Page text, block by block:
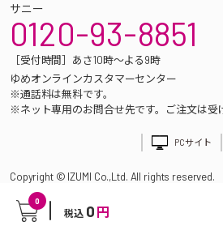
0
税込 0 円
サニー
0120-93-8851
［受付時間］あさ10時～よる9時
ゆめオンラインカスタマーセンター
※通話料は無料です。
※ネット専用のお問合せ先です。ご注文は受
PCサイト
Copyright © IZUMI Co.,Ltd. All rights reserved.